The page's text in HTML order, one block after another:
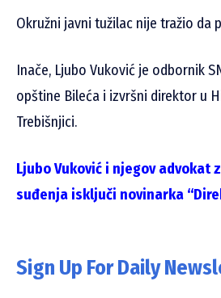
Okružni javni tužilac nije tražio da
Inače, Ljubo Vuković je odbornik
opštine Bileća i izvršni direktor u
Trebišnjici.
Ljubo Vuković i njegov advokat
suđenja isključi novinarka
Sign Up For Daily